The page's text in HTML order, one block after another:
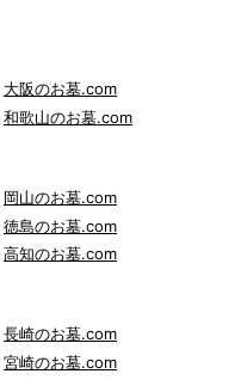
大阪のお墓.com
和歌山のお墓.com
岡山のお墓.com
徳島のお墓.com
高知のお墓.com
長崎のお墓.com
宮崎のお墓.com